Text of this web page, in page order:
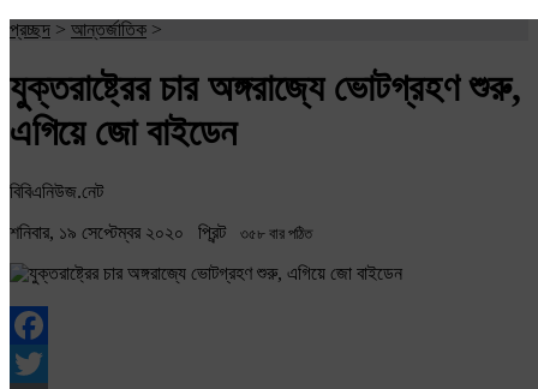
প্রচ্ছদ > আন্তর্জাতিক >
যুক্তরাষ্ট্রের চার অঙ্গরাজ্যে ভোটগ্রহণ শুরু,
এগিয়ে জো বাইডেন
বিবিএনিউজ.নেট
শনিবার, ১৯ সেপ্টেম্বর ২০২০ প্রিন্ট ৩৫৮ বার পঠিত
Facebook